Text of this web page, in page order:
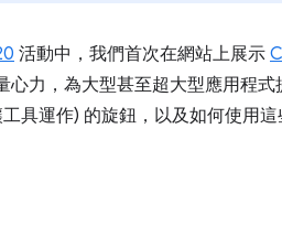
活動中，我們首次在網站上展示
心力，為大型甚至超大型應用程
具運作) 的旋鈕，以及如何使用這